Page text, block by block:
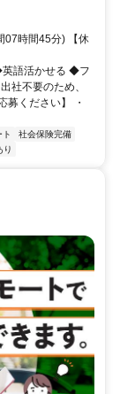
07時間45分) 【休
英語活かせる ◆フ
社不要のため、
募ください】 ・
ト
社会保険完備
り